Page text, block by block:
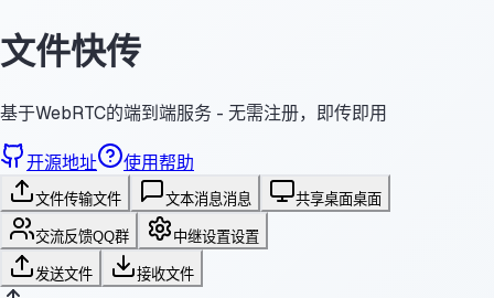
文件快传
基于WebRTC的端到端服务 - 无需注册，即传即用
开源地址 使用帮助
文件传输文件 文本消息消息 共享桌面桌面
交流反馈QQ群 中继设置设置
发送文件 接收文件